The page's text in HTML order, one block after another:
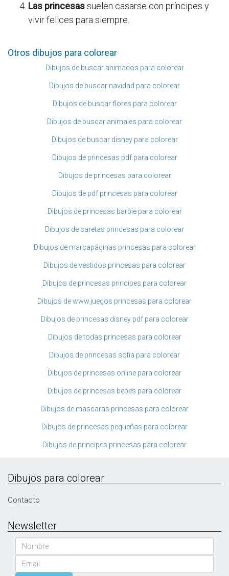
Las princesassuelen casarse con príncipes y
vivir felices para siempre.
Otros dibujos para colorear
Dibujos de buscar animados para colorear
Dibujos de buscar navidad para colorear
Dibujos de buscar flores para colorear
Dibujos de buscar animales para colorear
Dibujos de buscar disney para colorear
Dibujos de princesas pdf para colorear
Dibujos de princesas para colorear
Dibujos de pdf princesas para colorear
Dibujos de princesas barbie para colorear
Dibujos de caretas princesas para colorear
Dibujos de marcapáginas princesas para colorear
Dibujos de vestidos princesas para colorear
Dibujos de princesas principes para colorear
Dibujos de www.juegos princesas para colorear
Dibujos de princesas disney pdf para colorear
Dibujos de todas princesas para colorear
Dibujos de princesas sofia para colorear
Dibujos de princesas online para colorear
Dibujos de princesas bebes para colorear
Dibujos de mascaras princesas para colorear
Dibujos de princesas pequeñas para colorear
Dibujos de principes princesas para colorear
Dibujos para colorear
Contacto
Newsletter
Nombre
Email